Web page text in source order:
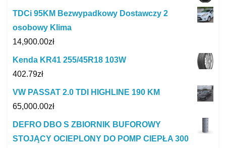
TDCi 95KM Bezwypadkowy Dostawczy 2
osobowy Klima
14,900.00zł
Kenda KR41 255/45R18 103W
402.79zł
VW PASSAT 2.0 TDI HIGHLINE 190 KM
65,000.00zł
DEFRO DBO S ZBIORNIK BUFOROWY
STOJĄCY OCIEPLONY DO POMP CIEPŁA 300